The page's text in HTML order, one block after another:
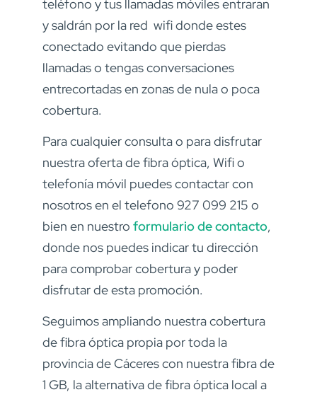
teléfono y tus llamadas móviles entraran
y saldrán por la red wifi donde estes
conectado evitando que pierdas
llamadas o tengas conversaciones
entrecortadas en zonas de nula o poca
cobertura.
Para cualquier consulta o para disfrutar
nuestra oferta de fibra óptica, Wifi o
telefonía móvil puedes contactar con
nosotros en el telefono 927 099 215 o
bien en nuestro formulario de contacto,
donde nos puedes indicar tu dirección
para comprobar cobertura y poder
disfrutar de esta promoción.
Seguimos ampliando nuestra cobertura
de fibra óptica propia por toda la
provincia de Cáceres con nuestra fibra de
1 GB, la alternativa de fibra óptica local a